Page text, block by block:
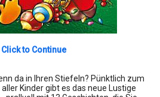
Click to Continue
da in Ihren Stiefeln? Pünktlich zum
Kinder gibt es das neue Lustige